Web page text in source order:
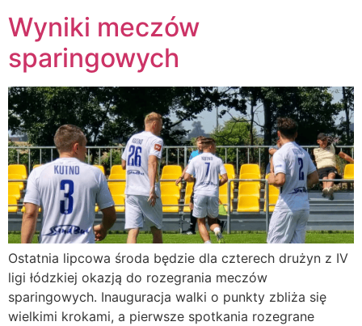
Wyniki meczów
sparingowych
Ostatnia lipcowa środa będzie dla czterech drużyn z IV
ligi łódzkiej okazją do rozegrania meczów
sparingowych. Inauguracja walki o punkty zbliża się
wielkimi krokami, a pierwsze spotkania rozegrane